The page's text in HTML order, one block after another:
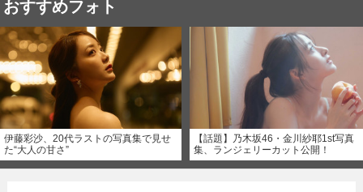
おすすめフォト
伊藤彩沙、20代ラストの写真集で見せ
た“大人の甘さ”
【話題】乃木坂46・金川紗耶1st写真
集、ランジェリーカット公開！